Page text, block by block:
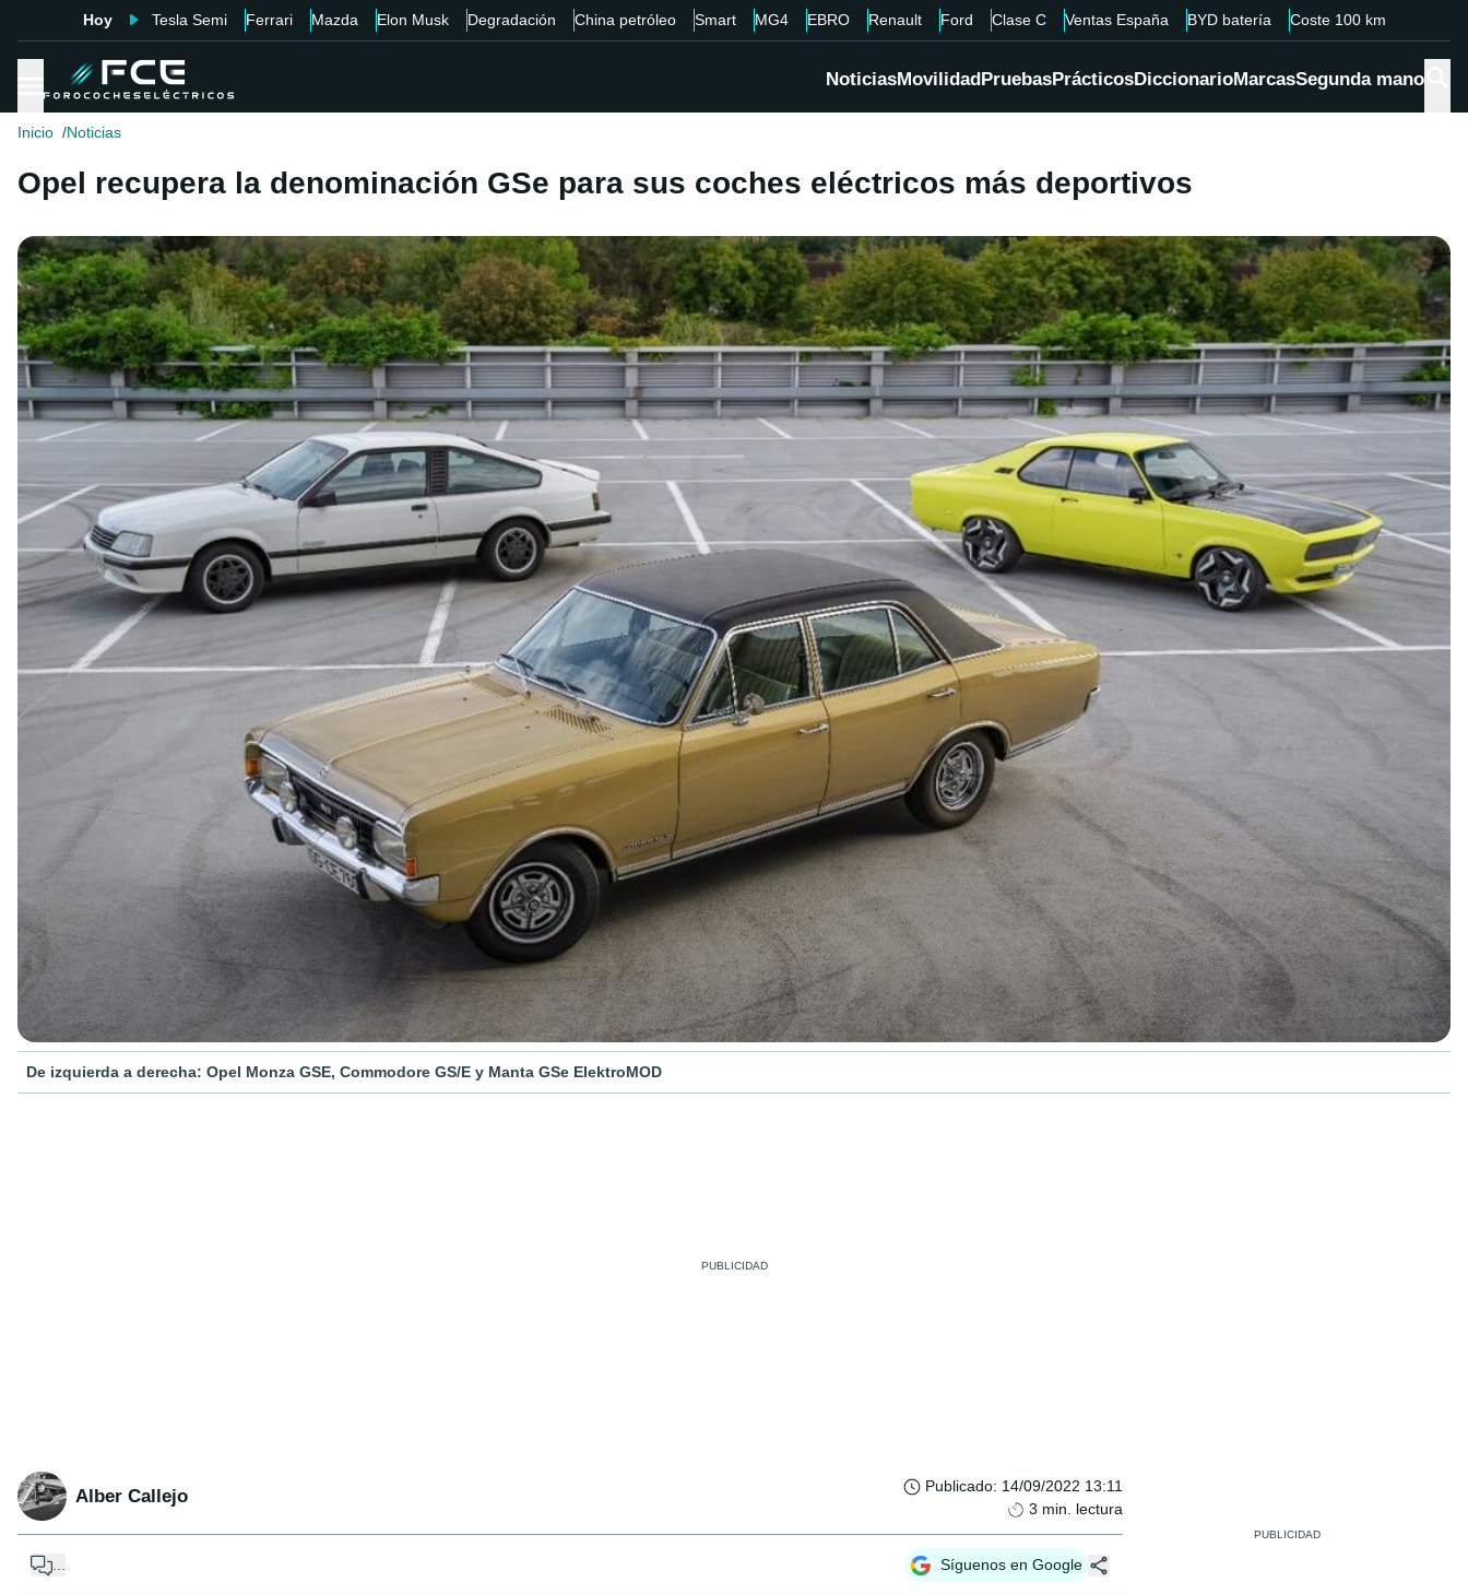
Hoy Tesla Semi Ferrari Mazda Elon Musk Degradación China petróleo Smart MG4 EBRO Renault Ford Clase C Ventas España BYD batería Coste 100 km
NoticiasMovilidadPruebasPrácticosDiccionarioMarcasSegunda mano
Inicio Noticias
Opel recupera la denominación GSe para sus coches eléctricos más deportivos
De izquierda a derecha: Opel Monza GSE, Commodore GS/E y Manta GSe ElektroMOD
Alber Callejo Publicado: 14/09/2022 13:11
3 min. lectura
... Síguenos en Google